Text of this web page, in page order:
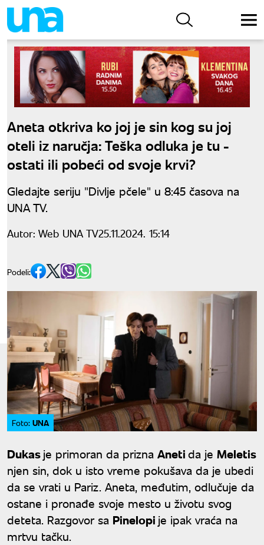
Aneta otkriva ko joj je sin kog su joj
oteli iz naručja: Teška odluka je tu -
ostati ili pobeći od svoje krvi?
Gledajte seriju "Divlje pčele" u 8:45 časova na
UNA TV.
Autor: Web UNA TV25.11.2024. 15:14
Podeli:
Foto: UNA
Dukasje primoran da prizna Anetida je Meletis
njen sin, dok u isto vreme pokušava da je ubedi
da se vrati u Pariz. Aneta, međutim, odlučuje da
ostane i pronađe svoje mesto u životu svog
deteta. Razgovor sa Pinelopi je ipak vraća na
mrtvu tačku.